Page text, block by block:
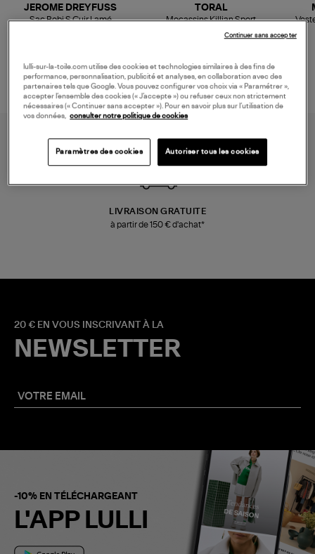
JEROME DREYFUSS
Sac Bobi S Cuir Lamé
189,00 €
TORAL
Mocassins Killian Sport
LIVRAISON GRATUITE
à partir de 150 € d'achat*
20 € EN VOUS INSCRIVANT À LA
NEWSLETTER
-10% EN TÉLÉCHARGEANT
L'APP LULLI
lulli-sur-la-toile.com utilise des cookies et technologies similaires à des fins de
performance, personnalisation, publicité et analyses, en collaboration avec des
partenaires tels que Google. Vous pouvez configurer vos choix via « Paramétrer »,
accepter l’ensemble des cookies (« J’accepte ») ou refuser ceux non strictement
nécessaires (« Continuer sans accepter »). Pour en savoir plus sur l’utilisation de
vos données, consulter notre politique de cookies
Paramètres des cookies Autoriser tous les cookies
Continuer sans accepter